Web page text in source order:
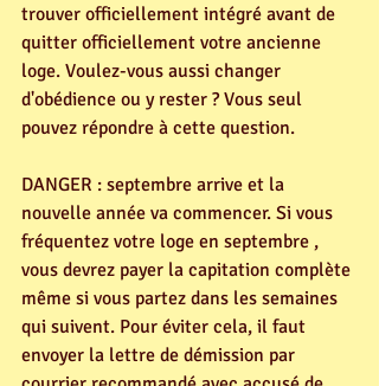
trouver officiellement intégré avant de
quitter officiellement votre ancienne
loge. Voulez-vous aussi changer
d'obédience ou y rester ? Vous seul
pouvez répondre à cette question.
DANGER : septembre arrive et la
nouvelle année va commencer. Si vous
fréquentez votre loge en septembre ,
vous devrez payer la capitation complète
même si vous partez dans les semaines
qui suivent. Pour éviter cela, il faut
envoyer la lettre de démission par